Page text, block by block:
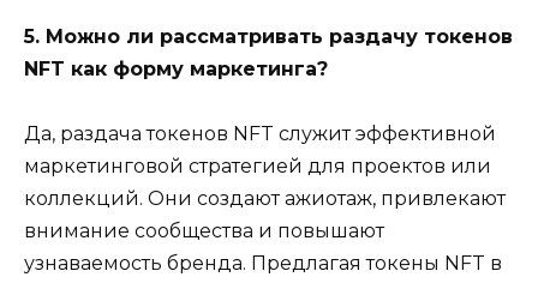
5. Можно ли рассматривать раздачу токенов
NFT как форму маркетинга?
Да, раздача токенов NFT служит эффективной
маркетинговой стратегией для проектов или
коллекций. Они создают ажиотаж, привлекают
внимание сообщества и повышают
узнаваемость бренда. Предлагая токены NFT в